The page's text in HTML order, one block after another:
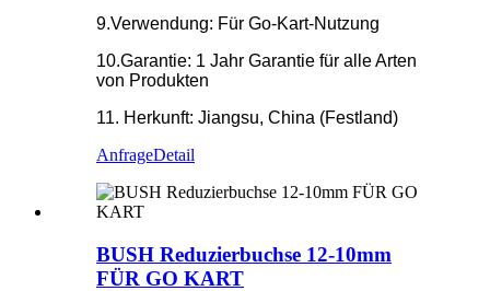
9.Verwendung: Für Go-Kart-Nutzung
10.Garantie: 1 Jahr Garantie für alle Arten
von Produkten
11. Herkunft: Jiangsu, China (Festland)
AnfrageDetail
BUSH Reduzierbuchse 12‐10mm
FÜR GO KART